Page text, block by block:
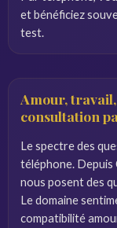
et bénéficiez
test.
Amour,
consultation
Le spectre des
téléphone.
nous posent des
Le domaine
compatibilité